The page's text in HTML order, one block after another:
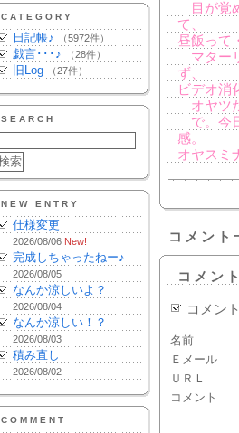
CATEGORY
日記帳♪ （5972件）
戯言･･･♪ （28件）
旧Log （27件）
SEARCH
NEW ENTRY
仕様変更
2026/08/06 New!
完成しちゃったねー♪
2026/08/05
なんか涼しいよ？
2026/08/04
なんか涼しい！？
2026/08/03
積み直し
2026/08/02
COMMENT
目が覚
て、
昼飯って
マター
ず、
ビデオ消
オヤツ
で。今
感。
オヤスミ
コメント
コメン
コメン
名前
Ｅメール
ＵＲＬ
コメント